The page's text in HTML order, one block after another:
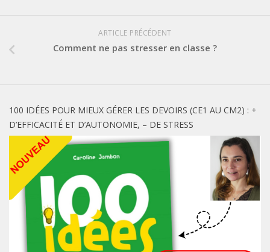
ARTICLE PRÉCÉDENT
Comment ne pas stresser en classe ?
100 IDÉES POUR MIEUX GÉRER LES DEVOIRS (CE1 AU CM2) : +
D’EFFICACITÉ ET D’AUTONOMIE, – DE STRESS